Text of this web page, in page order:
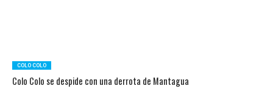
COLO COLO
Colo Colo se despide con una derrota de Mantagua